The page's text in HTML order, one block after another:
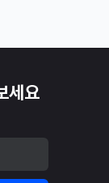
세요